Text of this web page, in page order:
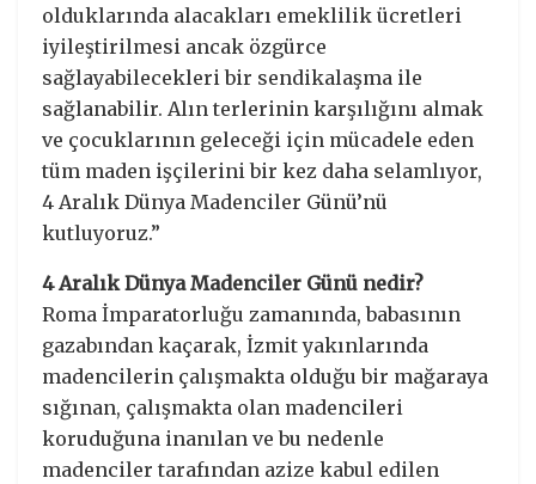
olduklarında alacakları emeklilik ücretleri
iyileştirilmesi ancak özgürce
sağlayabilecekleri bir sendikalaşma ile
sağlanabilir. Alın terlerinin karşılığını almak
ve çocuklarının geleceği için mücadele eden
tüm maden işçilerini bir kez daha selamlıyor,
4 Aralık Dünya Madenciler Günü’nü
kutluyoruz.”
4 Aralık Dünya Madenciler Günü nedir?
Roma İmparatorluğu zamanında, babasının
gazabından kaçarak, İzmit yakınlarında
madencilerin çalışmakta olduğu bir mağaraya
sığınan, çalışmakta olan madencileri
koruduğuna inanılan ve bu nedenle
madenciler tarafından azize kabul edilen